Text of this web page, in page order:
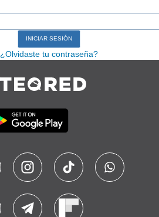
¿Olvidaste tu contraseña?